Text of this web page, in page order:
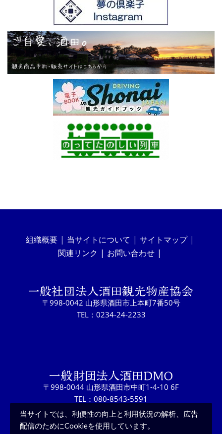
組織概要 当サイトについて
サイトマップ
関連リンク
お問い合わせ
〒998-0042 山形県酒田市上本町7番50号
TEL：0234-24-2233
〒998-0044 山形県酒田市中町1-4-10 6F
TEL：080-8543-5591
当サイトでは、利便性の向上と利用状況の解析、広告
配信のためにCookieを使用しています。